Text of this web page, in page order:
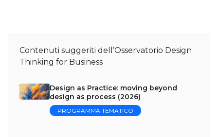
Contenuti suggeriti dell’Osservatorio Design
Thinking for Business
Design as Practice: moving beyond
design as process (2026)
PROGRAMMA TEMATICO